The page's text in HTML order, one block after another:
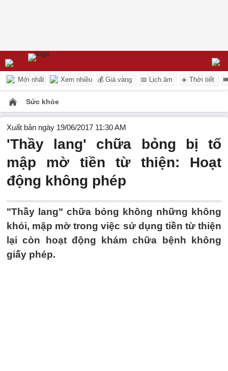
Mới nhất Xem nhiều 💰 Giá vàng 📅 Lịch âm ☀️ Thời tiết
Sức khỏe
Xuất bản ngày 19/06/2017 11:30 AM
'Thầy lang' chữa bỏng bị tố
mập mờ tiền từ thiện: Hoạt
động không phép
"Thầy lang" chữa bỏng không những không
khỏi, mập mờ trong việc sử dụng tiền từ thiện
lại còn hoạt động khám chữa bệnh không
giấy phép.